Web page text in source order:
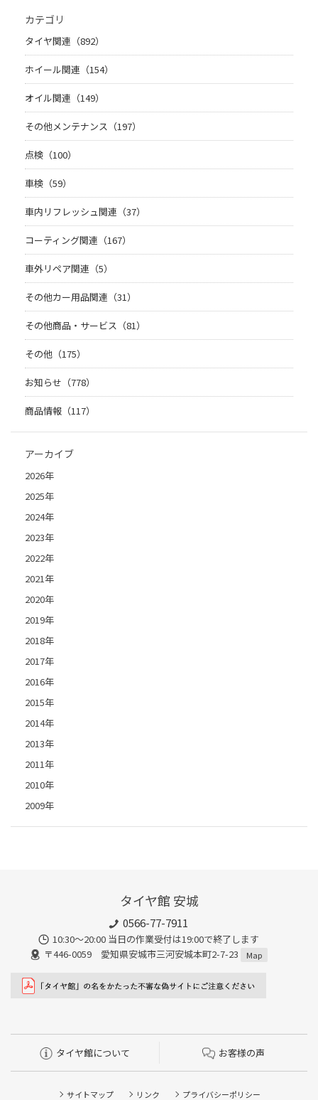
カテゴリ
タイヤ関連（892）
ホイール関連（154）
オイル関連（149）
その他メンテナンス（197）
点検（100）
車検（59）
車内リフレッシュ関連（37）
コーティング関連（167）
車外リペア関連（5）
その他カー用品関連（31）
その他商品・サービス（81）
その他（175）
お知らせ（778）
商品情報（117）
アーカイブ
2026年
2025年
2024年
2023年
2022年
2021年
2020年
2019年
2018年
2017年
2016年
2015年
2014年
2013年
2011年
2010年
2009年
タイヤ館 安城
0566-77-7911
10:30〜20:00 当日の作業受付は19:00で終了します
〒446-0059 愛知県安城市三河安城本町2-7-23
Map
タイヤ館について お客様の声
サイトマップ リンク プライバシーポリシー